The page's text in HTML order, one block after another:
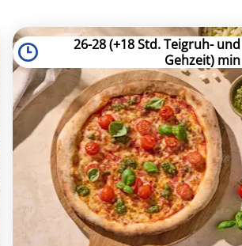
26-28 (+18 Std. Teigruh- und
Gehzeit) min